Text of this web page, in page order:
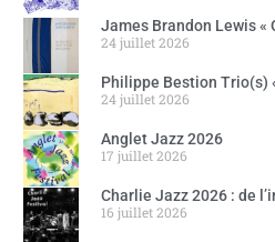
James Brandon Lewis «
24 juillet 2026
Philippe Bestion Trio(s)
24 juillet 2026
Anglet Jazz 2026
17 juillet 2026
Charlie Jazz 2026 : de
16 juillet 2026